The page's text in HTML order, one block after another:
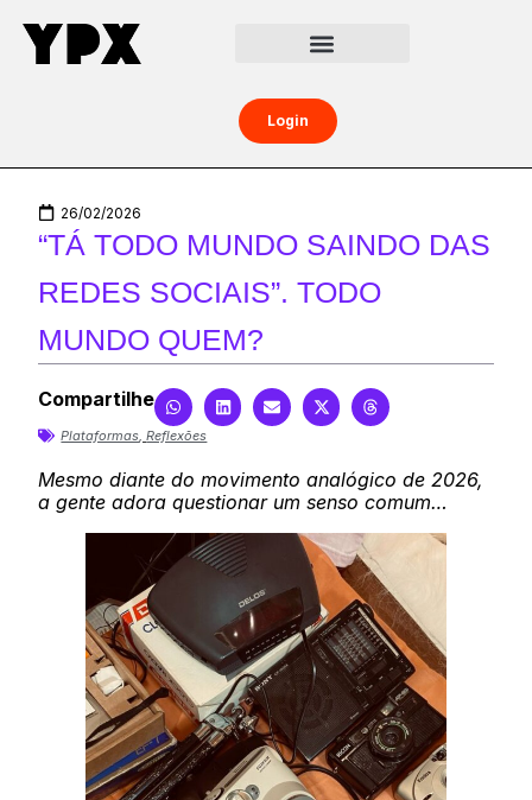
Login
26/02/2026
“TÁ TODO MUNDO SAINDO DAS
REDES SOCIAIS”. TODO
MUNDO QUEM?
Compartilhe
Plataformas ,Reflexões
Mesmo diante do movimento analógico de 2026,
a gente adora questionar um senso comum…